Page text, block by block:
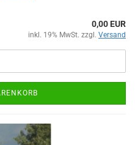
0,00 EUR
inkl. 19% MwSt. zzgl. Versand